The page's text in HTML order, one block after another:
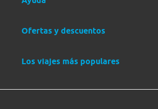
Ofertas y descuentos
Los viajes más populares